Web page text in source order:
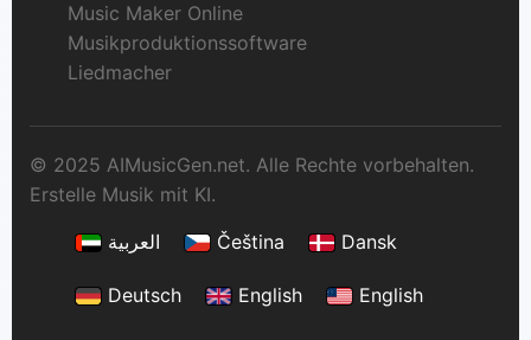
Music Maker Online
Musikproduktionssoftware
Liedmacher
© 2025 AIMusicGen.net. Alle Rechte vorbehalten.
Erstelle Musik mit KI.
العربية
Čeština Dansk
Deutsch English English